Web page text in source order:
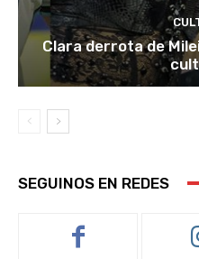
Clara derrota de
SEGUINOS EN REDES